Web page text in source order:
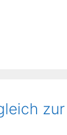
zur